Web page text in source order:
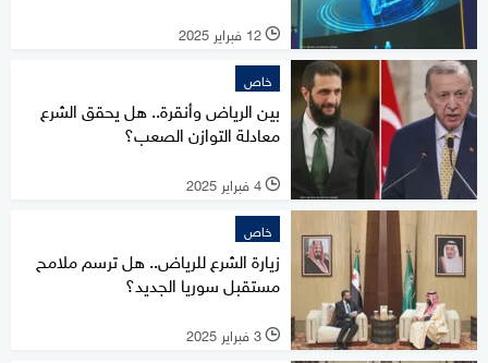
l 12 فبراير 2025
خاص
بين الرياض وأنقرة.. هل يحقق الشرع
معادلة التوازن الصعب؟
l 4 فبراير 2025
خاص
زيارة الشرع للرياض.. هل ترسم ملامح
مستقبل سوريا الجديد؟
l 3 فبراير 2025